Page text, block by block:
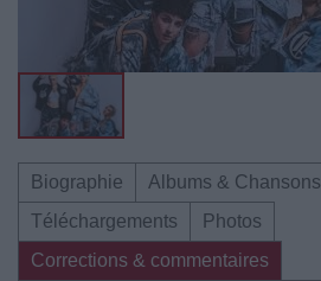
Biographie
Albums & Chansons
Téléchargements
Photos
Corrections & commentaires